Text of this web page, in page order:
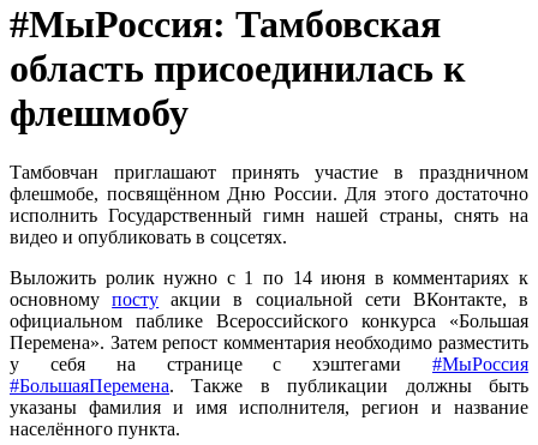
#МыРоссия: Тамбовская
область присоединилась к
флешмобу
Тамбовчан приглашают принять участие в праздничном
флешмобе, посвящённом Дню России. Для этого достаточно
исполнить Государственный гимн нашей страны, снять на
видео и опубликовать в соцсетях.
Выложить ролик нужно с 1 по 14 июня в комментариях к
основномупосту акции в социальной сети ВКонтакте, в
официальном паблике Всероссийского конкурса «Большая
Перемена». Затем репост комментария необходимо разместить
у себя на странице с хэштегами #МыРоссия
#БольшаяПеремена. Также в публикации должны быть
указаны фамилия и имя исполнителя, регион и название
населённого пункта.